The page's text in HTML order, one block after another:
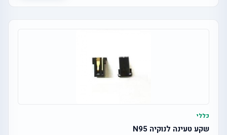
כללי
שקע טעינה לנוקיה N95